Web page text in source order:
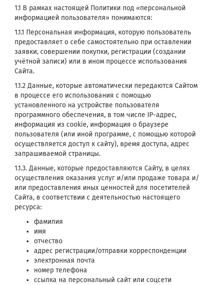
1.1 В рамках настоящей Политики под «персональной
информацией пользователя» понимаются:
1.1.1 Персональная информация, которую пользователь
предоставляет о себе самостоятельно при оставлении
заявки, совершении покупки, регистрации (создании
учётной записи) или в ином процессе использования
Сайта.
1.1.2 Данные, которые автоматически передаются Сайтом
в процессе его использования с помощью
установленного на устройстве пользователя
программного обеспечения, в том числе IP-адрес,
информация из cookie, информация о браузере
пользователя (или иной программе, с помощью которой
осуществляется доступ к сайту), время доступа, адрес
запрашиваемой страницы.
1.1.3. Данные, которые предоставляются Сайту, в целях
осуществления оказания услуг и/или продаже товара и/
или предоставления иных ценностей для посетителей
Сайта, в соответствии с деятельностью настоящего
ресурса:
фамилия
имя
отчество
адрес регистрации/отправки корреспонденции
электронная почта
номер телефона
ссылка на персональный сайт или соцсети